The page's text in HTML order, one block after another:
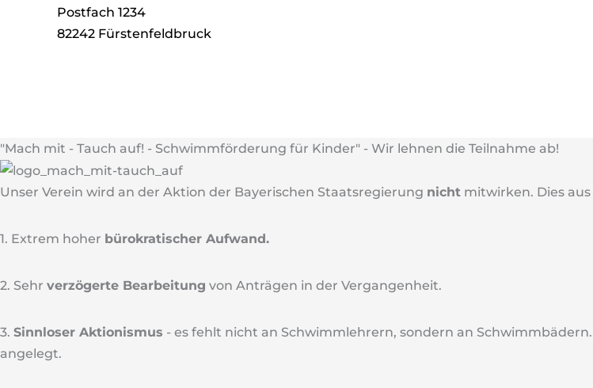
Postfach 1234
82242 Fürstenfeldbruck
"Mach mit - Tauch auf! - Schwimmförderung für Kinder" - Wir lehnen die Teilnahme ab!
Unser Verein wird an der Aktion der Bayerischen Staatsregierung nicht mitwirken. Dies
1. Extrem hoher bürokratischer Aufwand.
2. Sehr verzögerte Bearbeitung von Anträgen in der Vergangenheit.
3. Sinnloser Aktionismus - es fehlt nicht an Schwimmlehrern, sondern an
angelegt.